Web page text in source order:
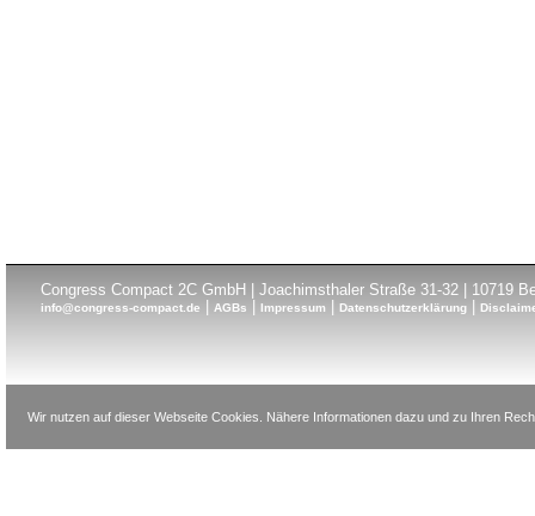
Congress Compact 2C GmbH | Joachimsthaler Straße 31-32 | 10719
info@congress-compact.de |AGBs |Impressum |Datenschutzerklärung |
Wir nutzen auf dieser Webseite Cookies. Nähere Informationen dazu und zu Ihren